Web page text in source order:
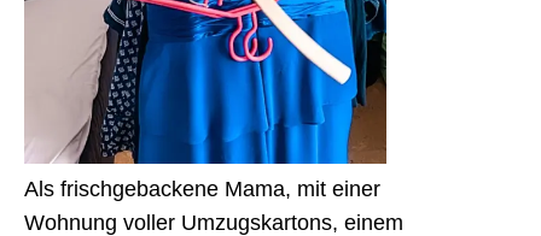
Als frischgebackene Mama, mit einer
Wohnung voller Umzugskartons, einem